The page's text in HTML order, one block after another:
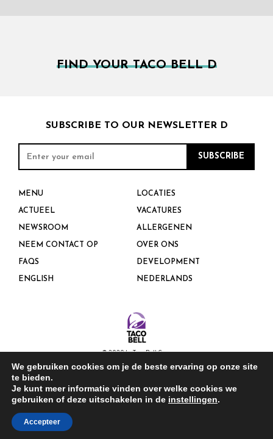
FIND YOUR TACO BELL D
SUBSCRIBE TO OUR NEWSLETTER D
MENU LOCATIES
ACTUEEL VACATURES
NEWSROOM ALLERGENEN
NEEM CONTACT OP OVER ONS
FAQS DEVELOPMENT
ENGLISH NEDERLANDS
© 2020 by Taco Bell Corp.
We gebruiken cookies om je de beste ervaring op onze site
te bieden.
Je kunt meer informatie vinden over welke cookies we
gebruiken of deze uitschakelen in de instellingen.
Accepteer